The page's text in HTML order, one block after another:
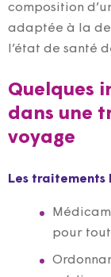
composition
adaptée à la
l’état de santé
Quelques
dans une
voyage
Les traitements
pour